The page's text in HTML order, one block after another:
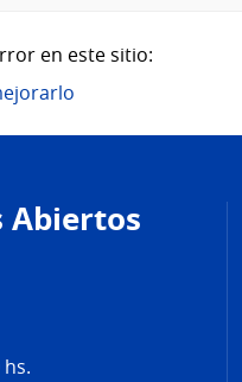
en este sitio:
Abiertos